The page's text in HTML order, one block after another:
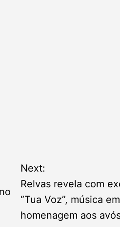
Next:
Relvas revela com
“Tua Voz”, música
homenagem aos